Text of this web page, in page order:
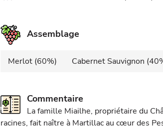
Assemblage
Merlot (60%) Cabernet Sauvignon
Commentaire
La famille Miailhe, propriétaire du
racines, fait naître à Martillac au cœur des